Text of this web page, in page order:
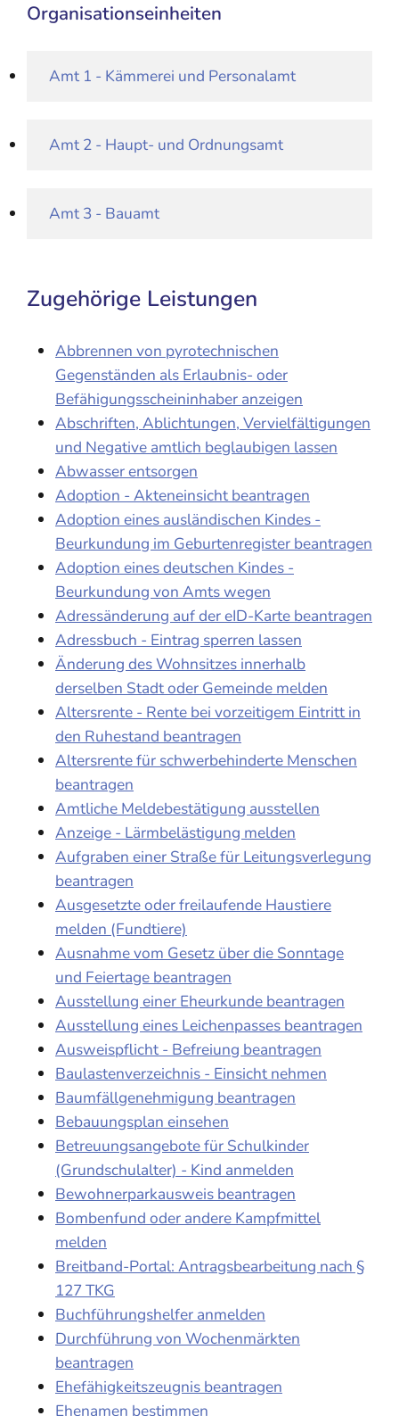
Organisationseinheiten
Amt 1 - Kämmerei und Personalamt
Amt 2 - Haupt- und Ordnungsamt
Amt 3 - Bauamt
Zugehörige Leistungen
Abbrennen von pyrotechnischen
Gegenständen als Erlaubnis- oder
Befähigungsscheininhaber anzeigen
Abschriften, Ablichtungen, Vervielfältigungen
und Negative amtlich beglaubigen lassen
Abwasser entsorgen
Adoption - Akteneinsicht beantragen
Adoption eines ausländischen Kindes -
Beurkundung im Geburtenregister beantragen
Adoption eines deutschen Kindes -
Beurkundung von Amts wegen
Adressänderung auf der eID-Karte beantragen
Adressbuch - Eintrag sperren lassen
Änderung des Wohnsitzes innerhalb
derselben Stadt oder Gemeinde melden
Altersrente - Rente bei vorzeitigem Eintritt in
den Ruhestand beantragen
Altersrente für schwerbehinderte Menschen
beantragen
Amtliche Meldebestätigung ausstellen
Anzeige - Lärmbelästigung melden
Aufgraben einer Straße für Leitungsverlegung
beantragen
Ausgesetzte oder freilaufende Haustiere
melden (Fundtiere)
Ausnahme vom Gesetz über die Sonntage
und Feiertage beantragen
Ausstellung einer Eheurkunde beantragen
Ausstellung eines Leichenpasses beantragen
Ausweispflicht - Befreiung beantragen
Baulastenverzeichnis - Einsicht nehmen
Baumfällgenehmigung beantragen
Bebauungsplan einsehen
Betreuungsangebote für Schulkinder
(Grundschulalter) - Kind anmelden
Bewohnerparkausweis beantragen
Bombenfund oder andere Kampfmittel
melden
Breitband-Portal: Antragsbearbeitung nach §
127 TKG
Buchführungshelfer anmelden
Durchführung von Wochenmärkten
beantragen
Ehefähigkeitszeugnis beantragen
Ehenamen bestimmen